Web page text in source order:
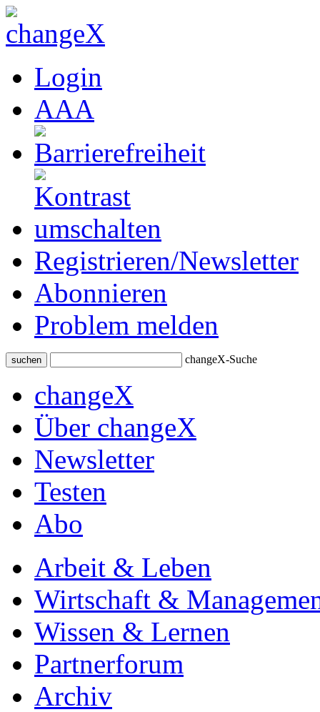
Login
AAA
Registrieren/Newsletter
Abonnieren
Problem melden
suchen changeX-Suche
changeX
Über changeX
Newsletter
Testen
Abo
Arbeit & Leben
Wirtschaft &
Wissen & Lernen
Partnerforum
Archiv